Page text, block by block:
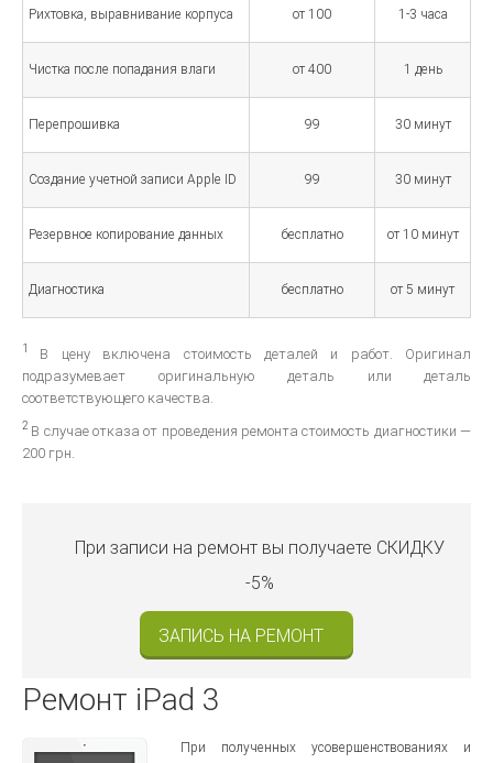
Рихтовка, выравнивание корпуса от 100 1-3 часа
Чистка после попадания влаги от 400 1 день
Перепрошивка 99 30 минут
Создание учетной записи Apple ID 99 30 минут
Резервное копирование данных бесплатно от 10 минут
Диагностика бесплатно от 5 минут
1 В цену включена стоимость деталей и работ. Оригинал
подразумевает оригинальную деталь или деталь
соответствующего качества.
2 В случае отказа от проведения ремонта стоимость диагностики —
200 грн.
При записи на ремонт вы получаете СКИДКУ
-5%
ЗАПИСЬ НА РЕМОНТ
Ремонт iPad 3
При полученных усовершенствованиях и